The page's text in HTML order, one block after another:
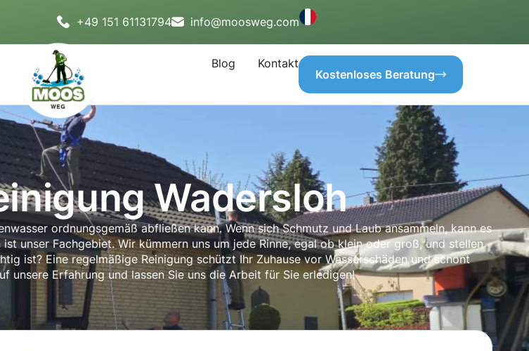
+49 151 61131794 info@moosweg.com
Blog
Kontakt
Kostenloses Beratung
Wadersloh
ordnungsgemäß abfließen kann. Wenn sich Schmutz und Laub ansammeln, kann es
unser Fachgebiet. Wir kümmern uns um jede Rinne, egal ob klein oder groß, und stellen
ist? Eine regelmäßige Reinigung schützt Ihr Zuhause vor Wasserschäden und schont
unsere Erfahrung und lassen Sie uns die Arbeit für Sie erledigen!